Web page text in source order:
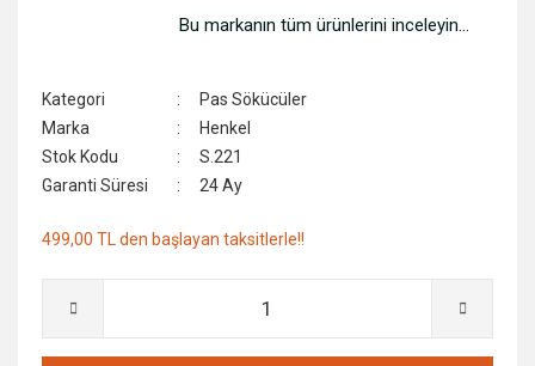
Bu markanın tüm ürünlerini inceleyin...
Kategori
Pas Sökücüler
Marka
Henkel
Stok Kodu
S.221
Garanti Süresi
24 Ay
499,00 TL den başlayan taksitlerle!!